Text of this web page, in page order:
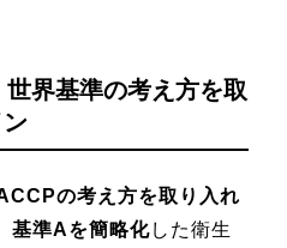
界基準の考え方を取
の考え方を取り入れ
基準Aを簡略化した衛生